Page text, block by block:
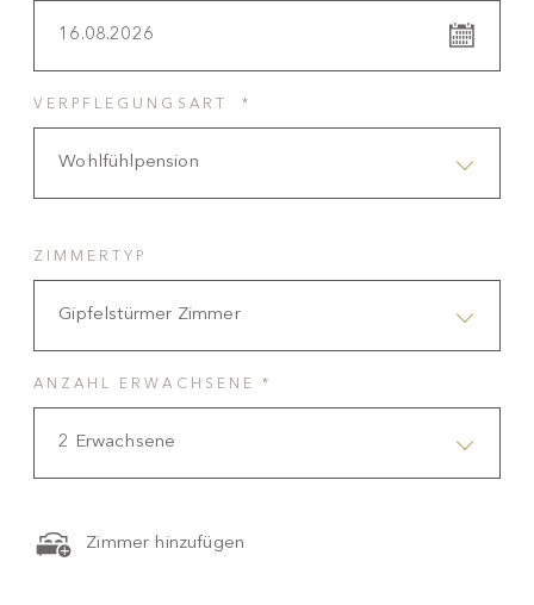
16.08.2026
VERPFLEGUNGSART *
Wohlfühlpension
ZIMMERTYP
Gipfelstürmer Zimmer
ANZAHL ERWACHSENE *
2 Erwachsene
Zimmer hinzufügen